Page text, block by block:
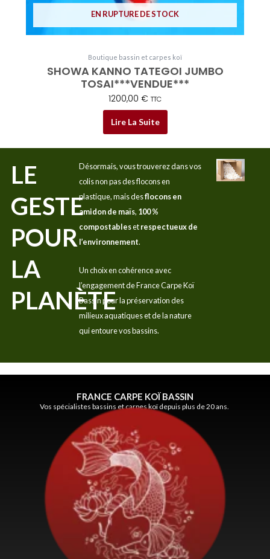
EN RUPTURE DE STOCK
Boutique bassin et carpes koï
SHOWA KANNO TATEGOI JUMBO
TOSAI***VENDUE***
1200,00 € TTC
Lire La Suite
LE
GESTE
POUR
LA
PLANÈTE
Désormais, vous trouverez dans vos
colis non pas des flocons en
plastique, mais desflocons en
amidon de maïs, 100 %
compostablesetrespectueux de
l’environnement.
Un choix en cohérence avec
l’engagement de France Carpe Koï
Bassin pour la préservation des
milieux aquatiques et de la nature
qui entoure vos bassins.
FRANCE CARPE KOÏ BASSIN
Vos spécialistes bassins et carpes koï depuis plus de 20 ans.